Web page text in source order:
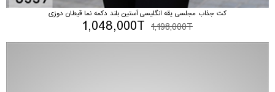
کت جذاب مجلسی یقه انگلیسی آستین بلند دکمه نما قیطان دوزی
1,198,000T
1,048,000T